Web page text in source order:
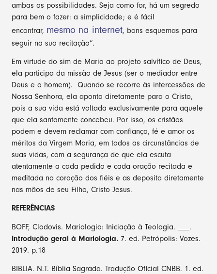
ambas as possibilidades. Seja como for, há um segredo
para bem o fazer: a simplicidade; e é fácil
encontrar, mesmo na internet, bons esquemas para
seguir na sua recitação”.
Em virtude do sim de Maria ao projeto salvífico de Deus,
ela participa da missão de Jesus (ser o mediador entre
Deus e o homem). Quando se recorre às intercessões de
Nossa Senhora, ela aponta diretamente para o Cristo,
pois a sua vida está voltada exclusivamente para aquele
que ela santamente concebeu. Por isso, os cristãos
podem e devem reclamar com confiança, fé e amor os
méritos da Virgem Maria, em todos as circunstâncias de
suas vidas, com a segurança de que ela escuta
atentamente a cada pedido e cada oração recitada e
meditada no coração dos fiéis e as deposita diretamente
nas mãos de seu Filho, Cristo Jesus.
REFERÊNCIAS
BOFF, Clodovis. Mariologia: Iniciação à Teologia. ___.
Introdução geral à Mariologia. 7. ed. Petrópolis: Vozes.
2019. p.18
BIBLIA. N.T. Bíblia Sagrada. Tradução Oficial CNBB. 1. ed.